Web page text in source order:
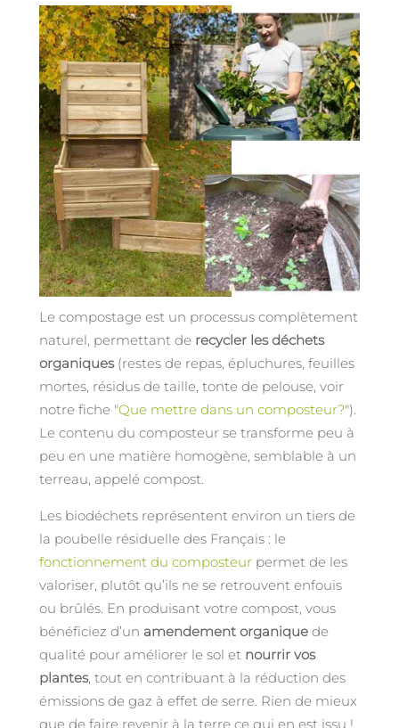
Le compostage est un processus complètement
naturel, permettant de recycler les déchets
organiques(restes de repas, épluchures, feuilles
mortes, résidus de taille, tonte de pelouse, voir
notre fiche "Que mettre dans un composteur?").
Le contenu du composteur se transforme peu à
peu en une matière homogène, semblable à un
terreau, appelé compost.
Les biodéchets représentent environ un tiers de
la poubelle résiduelle des Français : le
fonctionnement du composteur permet de les
valoriser, plutôt qu’ils ne se retrouvent enfouis
ou brûlés. En produisant votre compost, vous
bénéficiez d’un amendement organique de
qualité pour améliorer le sol et nourrir vos
plantes, tout en contribuant à la réduction des
émissions de gaz à effet de serre. Rien de mieux
que de faire revenir à la terre ce qui en est issu !